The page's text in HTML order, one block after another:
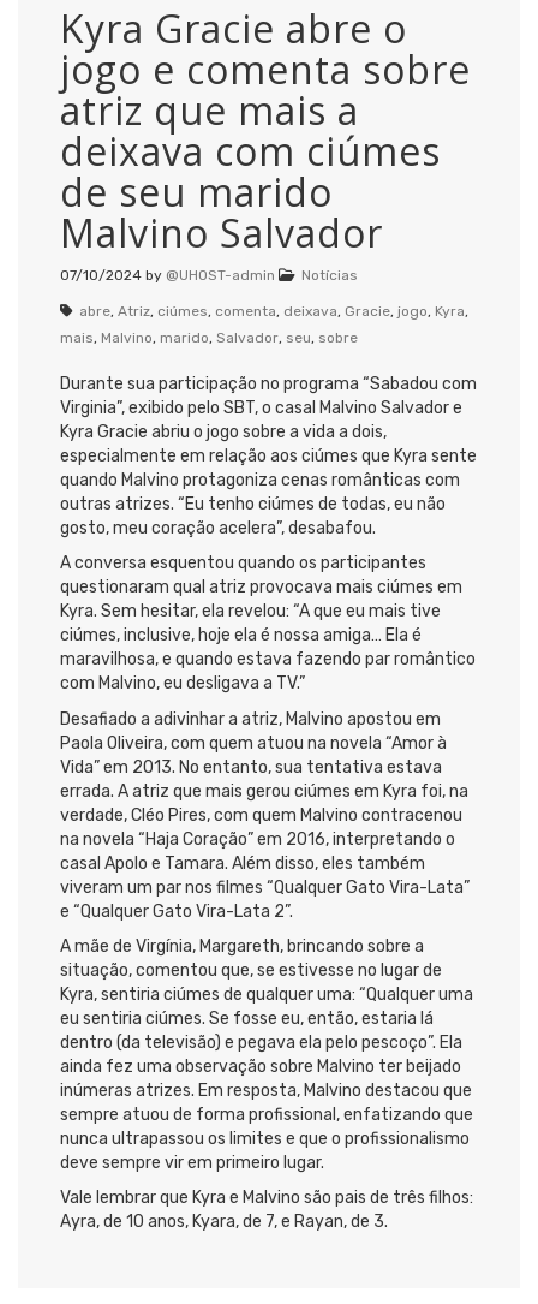
Kyra Gracie abre o
jogo e comenta sobre
atriz que mais a
deixava com ciúmes
de seu marido
Malvino Salvador
07/10/2024 by @UHOST-admin Notícias
abre, Atriz, ciúmes, comenta, deixava, Gracie, jogo, Kyra,
mais, Malvino, marido, Salvador, seu, sobre
Durante sua participação no programa “Sabadou com
Virginia”, exibido pelo SBT, o casal Malvino Salvador e
Kyra Gracie abriu o jogo sobre a vida a dois,
especialmente em relação aos ciúmes que Kyra sente
quando Malvino protagoniza cenas românticas com
outras atrizes. “Eu tenho ciúmes de todas, eu não
gosto, meu coração acelera”, desabafou.
A conversa esquentou quando os participantes
questionaram qual atriz provocava mais ciúmes em
Kyra. Sem hesitar, ela revelou: “A que eu mais tive
ciúmes, inclusive, hoje ela é nossa amiga… Ela é
maravilhosa, e quando estava fazendo par romântico
com Malvino, eu desligava a TV.”
Desafiado a adivinhar a atriz, Malvino apostou em
Paola Oliveira, com quem atuou na novela “Amor à
Vida” em 2013. No entanto, sua tentativa estava
errada. A atriz que mais gerou ciúmes em Kyra foi, na
verdade, Cléo Pires, com quem Malvino contracenou
na novela “Haja Coração” em 2016, interpretando o
casal Apolo e Tamara. Além disso, eles também
viveram um par nos filmes “Qualquer Gato Vira-Lata”
e “Qualquer Gato Vira-Lata 2”.
A mãe de Virgínia, Margareth, brincando sobre a
situação, comentou que, se estivesse no lugar de
Kyra, sentiria ciúmes de qualquer uma: “Qualquer uma
eu sentiria ciúmes. Se fosse eu, então, estaria lá
dentro (da televisão) e pegava ela pelo pescoço”. Ela
ainda fez uma observação sobre Malvino ter beijado
inúmeras atrizes. Em resposta, Malvino destacou que
sempre atuou de forma profissional, enfatizando que
nunca ultrapassou os limites e que o profissionalismo
deve sempre vir em primeiro lugar.
Vale lembrar que Kyra e Malvino são pais de três filhos:
Ayra, de 10 anos, Kyara, de 7, e Rayan, de 3.